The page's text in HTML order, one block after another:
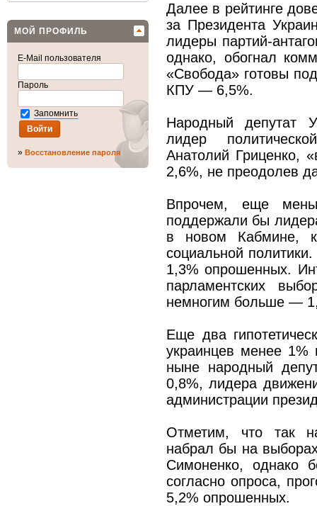
МОЙ ПРОФИЛЬ
E-Mail пользователя
Пароль
Запомнить
» Восстановление пароля
Далее в рейтинге
за Президента
лидеры партий-
однако, обогнал
«Свобода» готовы
КПУ — 6,5%.
Народный депутат
лидер
Анатолий Гриценко,
2,6%, не преодолев
Впрочем, еще
поддержали бы
в новом Кабмине,
социальной
1,3% опрошенных.
парламентских
немногим больше —
Еще два
украинцев менее 1%
ныне народный
0,8%, лидера
администрации
Отметим, что так
набрал бы на
Симоненко, однако
согласно опроса,
5,2% опрошенных.